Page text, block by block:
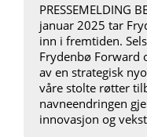
PRESSEMELDING
januar 2025 tar
inn i fremtiden.
Frydenbø Forward
av en strategisk
våre stolte røtter
navneendringen
innovasjon og